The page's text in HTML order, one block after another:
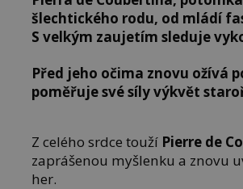
šlechtického rodu, od mládí
S velkým zaujetím sleduje
Před jeho očima znovu ožívá
poměřuje své síly výkvět
Z celého srdce touží Pierre de
zaprášenou myšlenku a znovu
her.